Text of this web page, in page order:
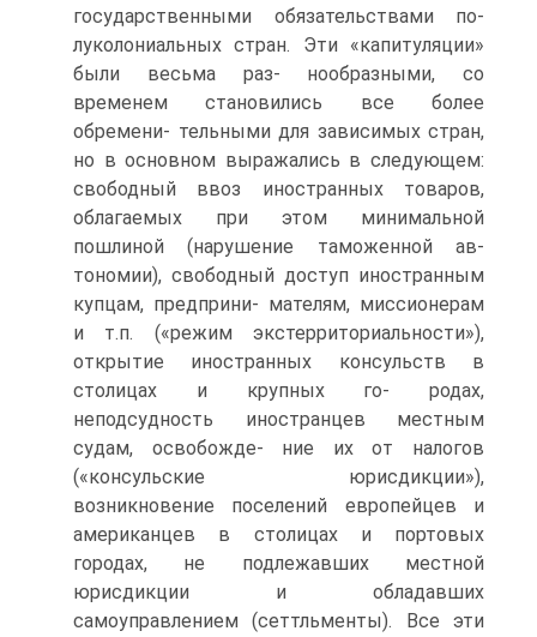
государственными обязательствами по-
луколониальных стран. Эти «капитуляции»
были весьма раз- нообразными, со
временем становились все более
обремени- тельными для зависимых стран,
но в основном выражались в следующем:
свободный ввоз иностранных товаров,
облагаемых при этом минимальной
пошлиной (нарушение таможенной ав-
тономии), свободный доступ иностранным
купцам, предприни- мателям, миссионерам
и т.п. («режим экстерриториальности»),
открытие иностранных консульств в
столицах и крупных го- родах,
неподсудность иностранцев местным
судам, освобожде- ние их от налогов
(«консульские юрисдикции»),
возникновение поселений европейцев и
американцев в столицах и портовых
городах, не подлежавших местной
юрисдикции и обладавших
самоуправлением (сеттльменты). Все эти